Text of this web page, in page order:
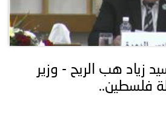
زياد هب الريح - وزير
فلسطين..